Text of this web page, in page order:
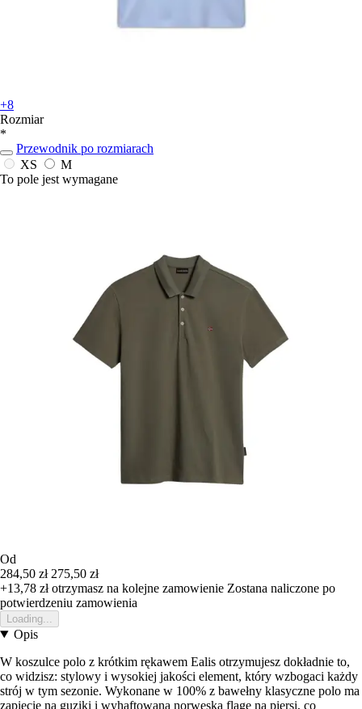
+8
Rozmiar
*
Przewodnik po rozmiarach
XS
M
To pole jest wymagane
Od
284,50 zł 275,50 zł
+13,78 złotrzymasz na kolejne zamowienie Zostana naliczone po
potwierdzeniu zamowienia
Loading...
Opis
W koszulce polo z krótkim rękawem Ealis otrzymujesz dokładnie to,
co widzisz: stylowy i wysokiej jakości element, który wzbogaci każdy
strój w tym sezonie. Wykonane w 100% z bawełny klasyczne polo ma
zapięcie na guziki i wyhaftowaną norweską flagę na piersi, co